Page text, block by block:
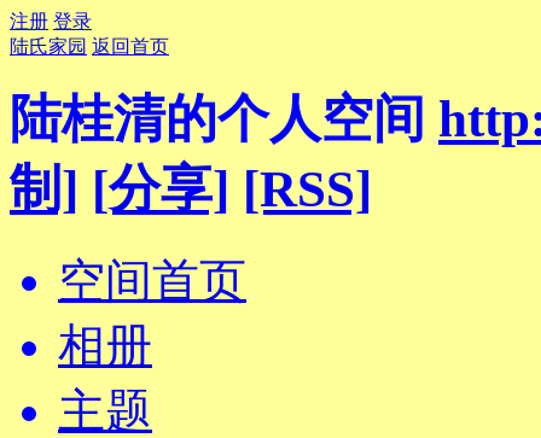
注册 登录
陆氏家园 返回首页
陆桂清的个人空间
制] [分享] [RSS]
空间首页
相册
主题